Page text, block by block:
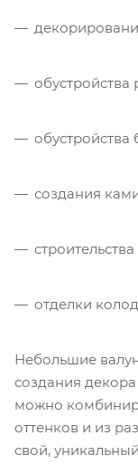
обустройства
создания
отделки
Небольшие
создания
можно
оттенков и из
свой,